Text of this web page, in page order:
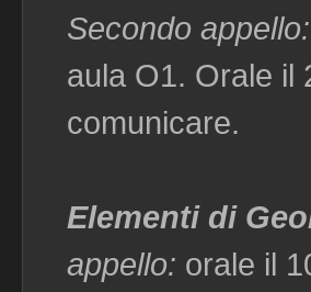
Secondo appello:
aula O1. Orale il
comunicare.
Elementi di
appello: orale il